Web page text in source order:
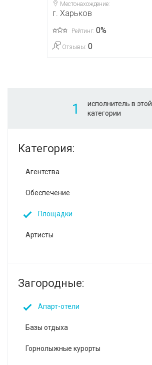
Местонахождение:
г. Харьков
Рейтинг: 0%
Отзывы: 0
1
исполнитель в этой
категории
Категория:
Агентства
Обеспечение
Площадки
Артисты
Загородные:
Апарт-отели
Базы отдыха
Горнолыжные курорты